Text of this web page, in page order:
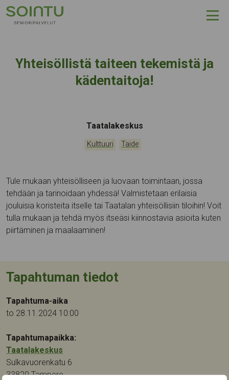
Hyppää sisältöön
Yhteisöllistä taiteen tekemistä ja
kädentaitoja!
Tapahtumapaikka:
Taatalakeskus
Kategoriat:
Kulttuuri Taide
Tule mukaan yhteisölliseen ja luovaan toimintaan, jossa
tehdään ja tarinoidaan yhdessä! Valmistetaan erilaisia
jouluisia koristeita itselle tai Taatalan yhteisöllisiin tiloihin! Voit
tulla mukaan ja tehdä myös itseäsi kiinnostavia asioita kuten
piirtäminen ja maalaaminen!
Tapahtuman tiedot
Tapahtuma-aika
to 28.11.2024 10:00
Tapahtumapaikka:
Taatalakeskus
Sulkavuorenkatu 6
33820 Tampere